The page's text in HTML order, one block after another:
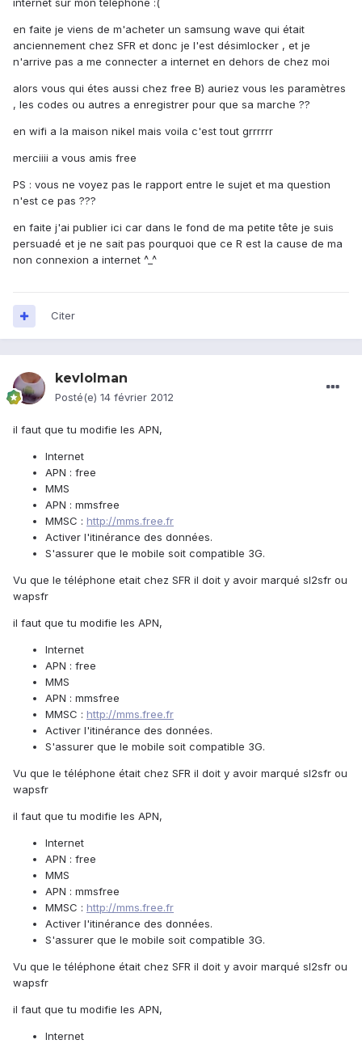
internet sur mon téléphone :(
en faite je viens de m'acheter un samsung wave qui était
anciennement chez SFR et donc je l'est désimlocker , et je
n'arrive pas a me connecter a internet en dehors de chez moi
alors vous qui étes aussi chez free B) auriez vous les paramètres
, les codes ou autres a enregistrer pour que sa marche ??
en wifi a la maison nikel mais voila c'est tout grrrrrr
merciiii a vous amis free
PS : vous ne voyez pas le rapport entre le sujet et ma question
n'est ce pas ???
en faite j'ai publier ici car dans le fond de ma petite tête je suis
persuadé et je ne sait pas pourquoi que ce R est la cause de ma
non connexion a internet ^_^
Citer
kevlolman
Posté(e) 14 février 2012
il faut que tu modifie les APN,
Internet
APN : free
MMS
APN : mmsfree
MMSC : http://mms.free.fr
Activer l'itinérance des données.
S'assurer que le mobile soit compatible 3G.
Vu que le téléphone etait chez SFR il doit y avoir marqué sl2sfr ou
wapsfr
il faut que tu modifie les APN,
Internet
APN : free
MMS
APN : mmsfree
MMSC : http://mms.free.fr
Activer l'itinérance des données.
S'assurer que le mobile soit compatible 3G.
Vu que le téléphone était chez SFR il doit y avoir marqué sl2sfr ou
wapsfr
il faut que tu modifie les APN,
Internet
APN : free
MMS
APN : mmsfree
MMSC : http://mms.free.fr
Activer l'itinérance des données.
S'assurer que le mobile soit compatible 3G.
Vu que le téléphone était chez SFR il doit y avoir marqué sl2sfr ou
wapsfr
il faut que tu modifie les APN,
Internet